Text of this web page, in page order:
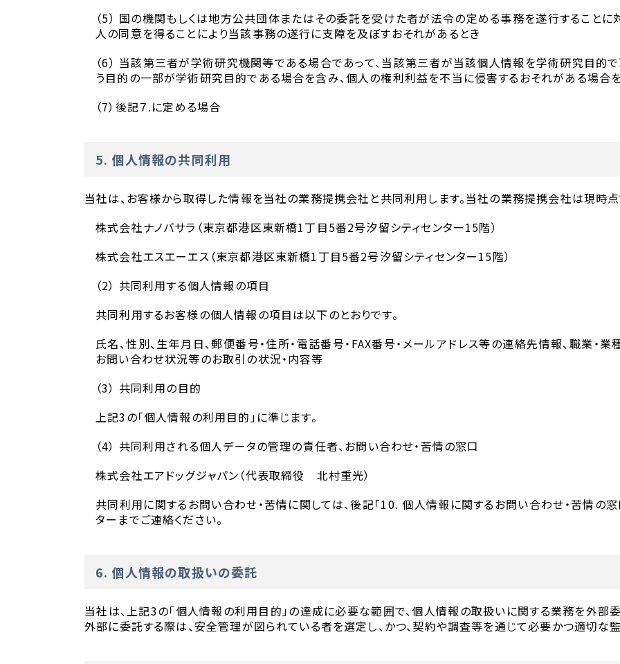
（5） 国の機関もしくは地方公共団体またはその委託を受けた者が法令の定める事務を遂行することに
人の同意を得ることにより当該事務の遂行に支障を及ぼすおそれがあるとき
（6） 当該第三者が学術研究機関等である場合であって、当該第三者が当該個人情報を学術研究目的
う目的の一部が学術研究目的である場合を含み、個人の権利利益を不当に侵害するおそれがある場合を
（7）後記７.に定める場合
5. 個人情報の共同利用
当社は、お客様から取得した情報を当社の業務提携会社と共同利用します。当社の業務提携会社は現時
株式会社ナノバサラ（東京都港区東新橋1丁目5番2号汐留シティセンター15階）
株式会社エスエーエス（東京都港区東新橋1丁目5番2号汐留シティセンター15階）
（2） 共同利用する個人情報の項目
共同利用するお客様の個人情報の項目は以下のとおりです。
氏名、性別、生年月日、郵便番号・住所・電話番号・FAX番号・メールアドレス等の連絡先情報、職業・業
お問い合わせ状況等のお取引の状況・内容等
（3） 共同利用の目的
上記3の「個人情報の利用目的」に準じます。
（4） 共同利用される個人データの管理の責任者、お問い合わせ・苦情の窓口
株式会社エアドッグジャパン（代表取締役 北村重光）
共同利用に関するお問い合わせ・苦情に関しては、後記「10. 個人情報に関するお問い合わせ・苦情の
ターまでご連絡ください。
6. 個人情報の取扱いの委託
当社は、上記3の「個人情報の利用目的」の達成に必要な範囲で、個人情報の取扱いに関する業務を外部
外部に委託する際は、安全管理が図られている者を選定し、かつ、契約や調査等を通じて必要かつ適切な